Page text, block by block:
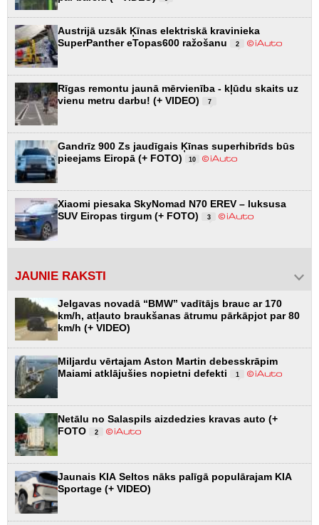
Austrijā uzsāk Ķīnas elektriskā kravinieka
SuperPanther eTopas600 ražošanu
2
Rīgas remontu jaunā mērvienība - kļūdu skaits uz
vienu metru darbu! (+ VIDEO)
7
Gandrīz 900 Zs jaudīgais Ķīnas superhibrīds būs
pieejams Eiropā (+ FOTO)
10
Xiaomi piesaka SkyNomad N70 EREV – luksusa
SUV Eiropas tirgum (+ FOTO)
3
JAUNIE RAKSTI
Jelgavas novadā “BMW” vadītājs brauc ar 170
km/h, atļauto braukšanas ātrumu pārkāpjot par 80
km/h (+ VIDEO)
Miljardu vērtajam Aston Martin debesskrāpim
Maiami atklājušies nopietni defekti
1
Netālu no Salaspils aizdedzies kravas auto (+
FOTO
2
Jaunais KIA Seltos nāks palīgā populārajam KIA
Sportage (+ VIDEO)